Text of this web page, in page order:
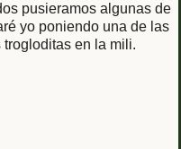
pusieramos algunas de
yo poniendo una de las
en la mili.